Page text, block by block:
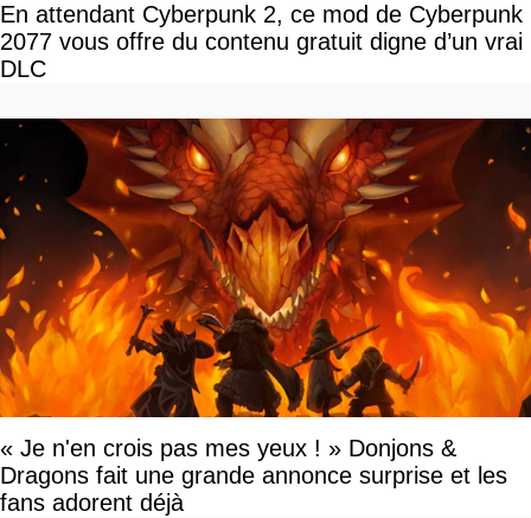
En attendant Cyberpunk 2, ce mod de Cyberpunk
2077 vous offre du contenu gratuit digne d’un vrai
DLC
« Je n'en crois pas mes yeux ! » Donjons &
Dragons fait une grande annonce surprise et les
fans adorent déjà